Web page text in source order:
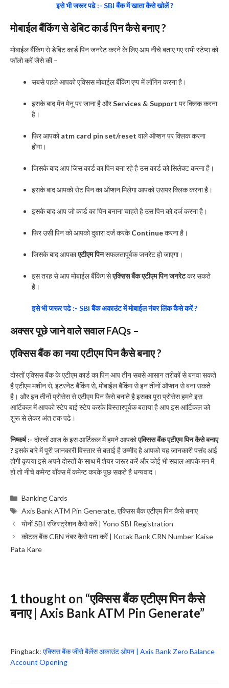
इसे भी जरूर पढे :- SBI बैंक में खाता कैसे खोलें ?
मोबाईल बैंकिंग से डेबिट कार्ड पिन कैसे बनाए ?
मोबाईल बैंकिंग से डेबिट कार्ड पिन जनरेट करने के लिए आप नीचे बताए गए सभी स्टेप्स को
फॉलो करें जैसे की –
सबसे पहले आपको एक्सिस मोबाईल बैंकिंग एप्प में लॉगिन करना है।
इसके बाद मेंन मेनू पर जाना है औरServices & Support पर क्लिक करना
है।
फिर आपकोatm card pin set/reset वाले ऑप्शन पर क्लिक करना
होगा।
जिसके बाद आप जिस कार्ड का पिन बना रहे है उस कार्ड को सिलेक्ट करना है।
इसके बाद आपको सेट पिन का ऑप्शन मिलेगा आपको उसपर क्लिक करना है।
इसके बाद आप जो कार्ड का पिन बनाना चाहते है उस पिन को दर्ज करना है।
फिर उसी पिन को आपको दुबारा दर्ज करकेContinueकरना है।
जिसके बाद आपकाएटीएम पिनसफलतापूर्वक जनरेट हो जाएगा।
इस तरह से आप मोबाईल बैंकिंग सेएक्सिस बैंक एटीएम पिन जनरेटकर सकते
है।
इसे भी जरूर पढे :- SBI बैंक अकाउंट में मोबाईल नंबर लिंक कैसे करें ?
अक्सर पूछे जाने वाले सवाल FAQs –
एक्सिस बैंक का नया एटीएम पिन कैसे बनाए ?
दोस्तों एक्सिस बैंक के एटीएम कार्ड का पिन आप तीन सबसे आसान तरीकों से बनवा सकते
है एटीएम मशीन से, इंटरनेट बैंकिंग से, मोबाईल बैंकिंग से इन तीनों ऑप्शन से बना सकते
है। और इन तीनों प्रोसेस से एटीएम पिन कैसे बनाते है इसका पूरा प्रोसेस हमने इस
आर्टिकल में आपको स्टेप बाई स्टेप करके विस्तारपूर्वक बताया है आप इस आर्टिकल को
शुरू से लेकर अंत तक पढे।
निष्कर्ष :- दोस्तों आज के इस आर्टिकल में हमने आपकोएक्सिस बैंक एटीएम पिन कैसे बनाए
?इसके बारे में पूरी जानकारी विस्तार से बताई है उम्मीद है आपको यह जानकारी पसंद आई
होगी कृपया इसे अपने दोस्तों के साथ में शेयर जरूर करें और कोई भी सवाल आपके मन में
हो तो नीचे कमेन्ट बॉक्स में कमेन्ट करके पुछ सकते है धन्यवाद।
Categories
Banking Cards
Tags
Axis Bank ATM Pin Generate,एक्सिस बैंक एटीएम पिन कैसे बनाए
योनों SBI रजिस्ट्रेशन कैसे करें | Yono SBI Registration
कोटक बैंक CRN नंबर कैसे पता करें | Kotak Bank CRN Number Kaise
Pata Kare
1 thought on “एक्सिस बैंक एटीएम पिन कैसे
बनाए | Axis Bank ATM Pin Generate”
Pingback: एक्सिस बैंक जीरो बैलेंस अकाउंट ओपन | Axis Bank Zero Balance
Account Opening